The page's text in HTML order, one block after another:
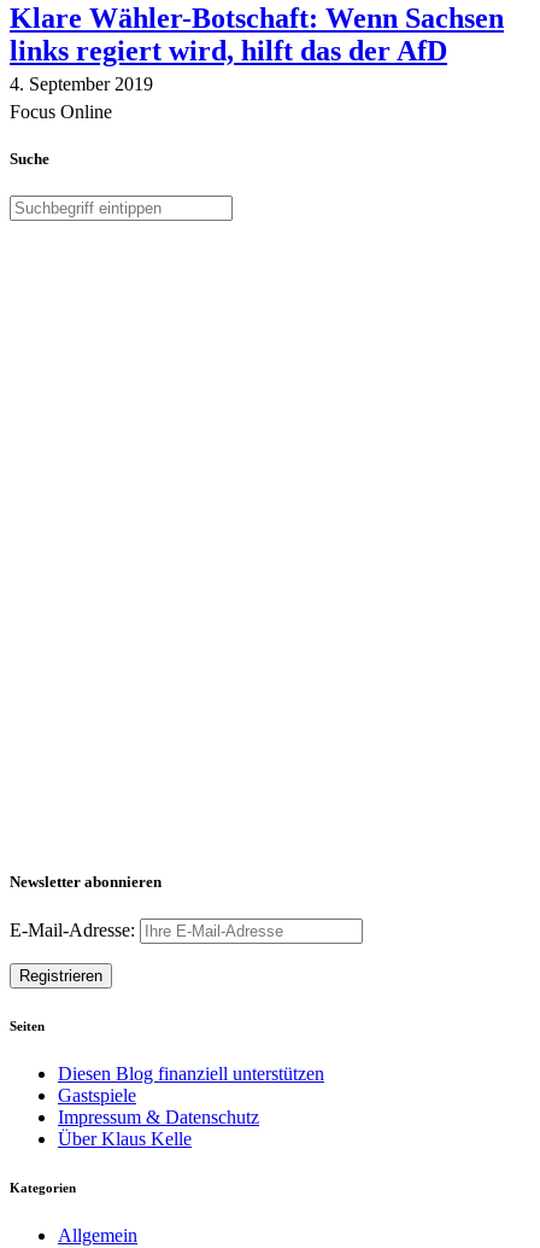
Klare Wähler-Botschaft: Wenn Sachsen
links regiert wird, hilft das der AfD
4. September 2019
Focus Online
Suche
Newsletter abonnieren
E-Mail-Adresse:
Seiten
Diesen Blog finanziell unterstützen
Gastspiele
Impressum & Datenschutz
Über Klaus Kelle
Kategorien
Allgemein